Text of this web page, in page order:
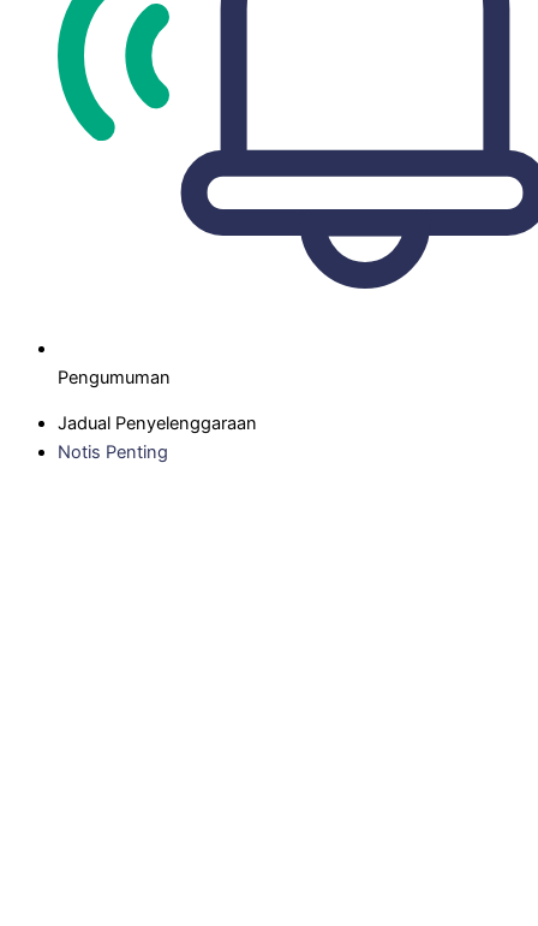
Pengumuman
Jadual Penyelenggaraan
Notis Penting